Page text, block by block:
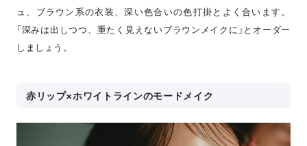
ュ、ブラウン系の衣装、深い色合いの色打掛とよく合います。
「深みは出しつつ、重たく見えないブラウンメイクに」とオーダー
しましょう。
赤リップ×ホワイトラインのモードメイク